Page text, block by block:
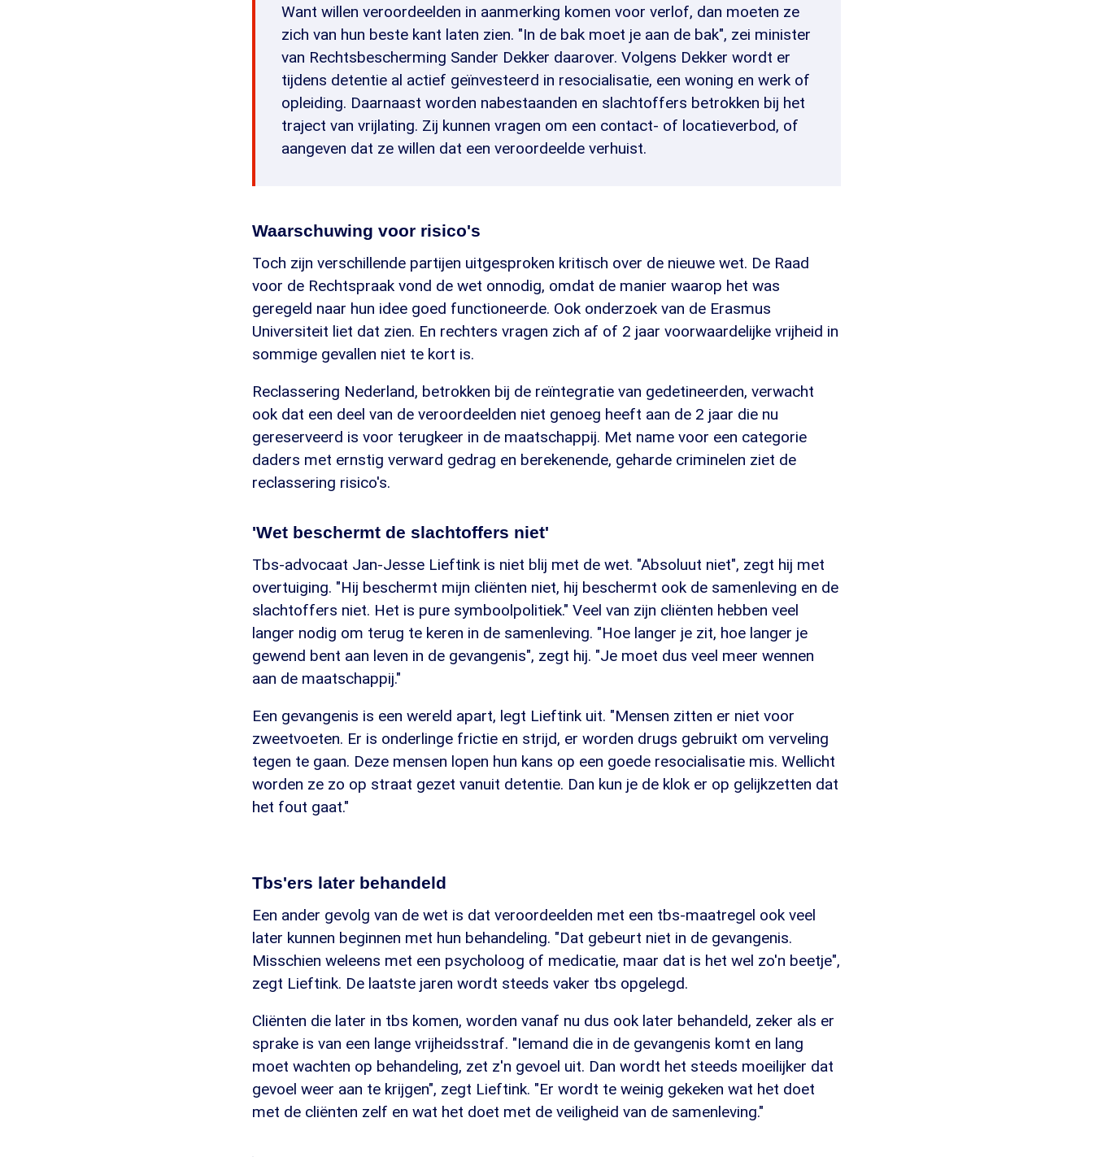
Want willen veroordeelden in aanmerking komen voor verlof, dan moeten ze
zich van hun beste kant laten zien. "In de bak moet je aan de bak", zei minister
van Rechtsbescherming Sander Dekker daarover. Volgens Dekker wordt er
tijdens detentie al actief geïnvesteerd in resocialisatie, een woning en werk of
opleiding. Daarnaast worden nabestaanden en slachtoffers betrokken bij het
traject van vrijlating. Zij kunnen vragen om een contact- of locatieverbod, of
aangeven dat ze willen dat een veroordeelde verhuist.
Waarschuwing voor risico's
Toch zijn verschillende partijen uitgesproken kritisch over de nieuwe wet. De Raad
voor de Rechtspraak vond de wet onnodig, omdat de manier waarop het was
geregeld naar hun idee goed functioneerde. Ook onderzoek van de Erasmus
Universiteit liet dat zien. En rechters vragen zich af of 2 jaar voorwaardelijke vrijheid in
sommige gevallen niet te kort is.
Reclassering Nederland, betrokken bij de reïntegratie van gedetineerden, verwacht
ook dat een deel van de veroordeelden niet genoeg heeft aan de 2 jaar die nu
gereserveerd is voor terugkeer in de maatschappij. Met name voor een categorie
daders met ernstig verward gedrag en berekenende, geharde criminelen ziet de
reclassering risico's.
'Wet beschermt de slachtoffers niet'
Tbs-advocaat Jan-Jesse Lieftink is niet blij met de wet. "Absoluut niet", zegt hij met
overtuiging. "Hij beschermt mijn cliënten niet, hij beschermt ook de samenleving en de
slachtoffers niet. Het is pure symboolpolitiek." Veel van zijn cliënten hebben veel
langer nodig om terug te keren in de samenleving. "Hoe langer je zit, hoe langer je
gewend bent aan leven in de gevangenis", zegt hij. "Je moet dus veel meer wennen
aan de maatschappij."
Een gevangenis is een wereld apart, legt Lieftink uit. "Mensen zitten er niet voor
zweetvoeten. Er is onderlinge frictie en strijd, er worden drugs gebruikt om verveling
tegen te gaan. Deze mensen lopen hun kans op een goede resocialisatie mis. Wellicht
worden ze zo op straat gezet vanuit detentie. Dan kun je de klok er op gelijkzetten dat
het fout gaat."
Tbs'ers later behandeld
Een ander gevolg van de wet is dat veroordeelden met een tbs-maatregel ook veel
later kunnen beginnen met hun behandeling. "Dat gebeurt niet in de gevangenis.
Misschien weleens met een psycholoog of medicatie, maar dat is het wel zo'n beetje",
zegt Lieftink. De laatste jaren wordt steeds vaker tbs opgelegd.
Cliënten die later in tbs komen, worden vanaf nu dus ook later behandeld, zeker als er
sprake is van een lange vrijheidsstraf. "Iemand die in de gevangenis komt en lang
moet wachten op behandeling, zet z'n gevoel uit. Dan wordt het steeds moeilijker dat
gevoel weer aan te krijgen", zegt Lieftink. "Er wordt te weinig gekeken wat het doet
met de cliënten zelf en wat het doet met de veiligheid van de samenleving."